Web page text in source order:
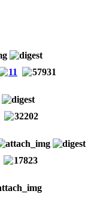
11 57931
32202
17823